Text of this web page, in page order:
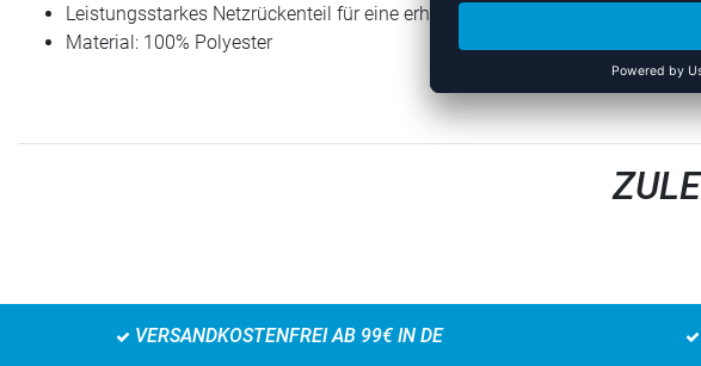
Leistungsstarkes Netzrückenteil für eine erhöhte Atmungsaktivität
Material: 100% Polyester
VERSANDKOSTENFREI AB 99€ IN DE